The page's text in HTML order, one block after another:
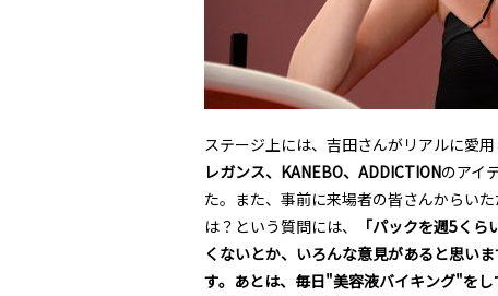
ステージ上には、吉田さんがリアルに愛
レガンス、KANEBO、ADDICTIONのアイ
た。また、事前に来場者の皆さんからい
は？という質問には、
「パックを週5く
くないとか、いろんな意見があると思い
す。あとは、毎日"美容液バイキング"を